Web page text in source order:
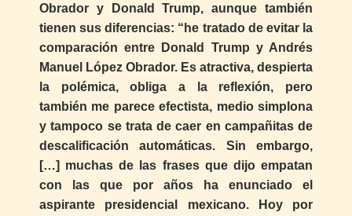
Obrador y Donald Trump, aunque también
tienen sus diferencias: “he tratado de evitar la
comparación entre Donald Trump y Andrés
Manuel López Obrador. Es atractiva, despierta
la polémica, obliga a la reflexión, pero
también me parece efectista, medio simplona
y tampoco se trata de caer en campañitas de
descalificación automáticas. Sin embargo,
[…] muchas de las frases que dijo empatan
con las que por años ha enunciado el
aspirante presidencial mexicano. Hoy por